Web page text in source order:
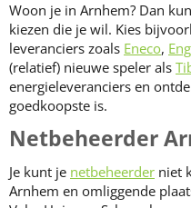
Woon je in Arnhem? Dan
kiezen die je wil. Kies
leveranciers zoals Eneco,
(relatief) nieuwe speler als
energieleveranciers en
goedkoopste is.
Netbeheerder
Je kunt je netbeheerder niet
Arnhem en omliggende